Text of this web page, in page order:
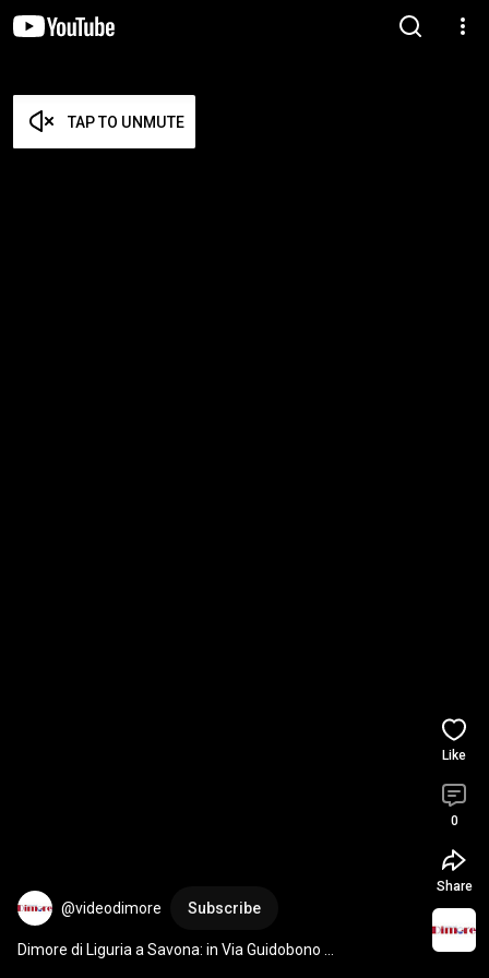
TAP TO UNMUTE
@videodimore Subscribe
Dimore di Liguria a Savona: in Via Guidobono
Like
0
Share